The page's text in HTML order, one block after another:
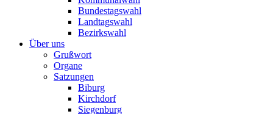
Bundestagswahl
Landtagswahl
Bezirkswahl
Über uns
Grußwort
Organe
Satzungen
Biburg
Kirchdorf
Siegenburg